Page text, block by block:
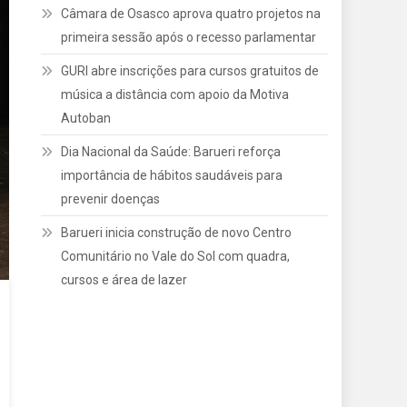
Câmara de Osasco aprova quatro projetos na
primeira sessão após o recesso parlamentar
GURI abre inscrições para cursos gratuitos de
música a distância com apoio da Motiva
Autoban
Dia Nacional da Saúde: Barueri reforça
importância de hábitos saudáveis para
prevenir doenças
Barueri inicia construção de novo Centro
Comunitário no Vale do Sol com quadra,
cursos e área de lazer